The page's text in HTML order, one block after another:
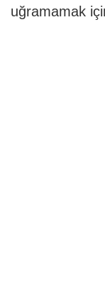
uğramamak